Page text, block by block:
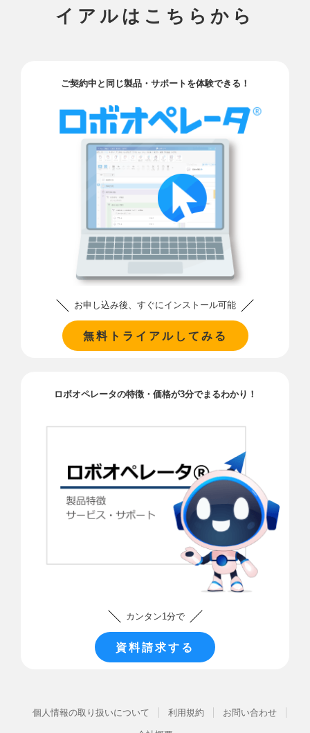
イアルはこちらから
ご契約中と同じ製品・サポートを体験できる！
お申し込み後、すぐにインストール可能
無料トライアルしてみる
ロボオペレータの特徴・価格が3分でまるわかり！
カンタン1分で
資料請求する
個人情報の取り扱いについて 利用規約 お問い合わせ